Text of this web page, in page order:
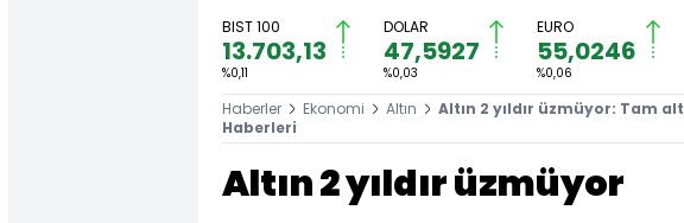
BIST 100
13.703,13
%0,11
DOLAR
47,5927
%0,03
EURO
55,0246
%0,06
Haberler Ekonomi Altın
Altın 2 yıldır üzmüyor: Tam
Haberleri
Altın 2 yıldır üzmüyor